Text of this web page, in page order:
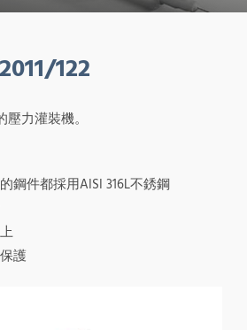
122
力灌裝機。
鋼件都採用AISI 316L不銹鋼
護